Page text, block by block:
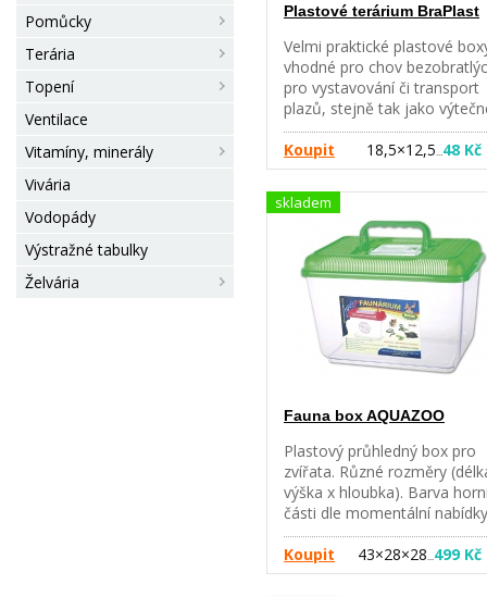
Pomůcky
Terária
Topení
Ventilace
Vitamíny, minerály
Vivária
Vodopády
Výstražné tabulky
Želvária
Plastové terárium BraPlast
Velmi praktické plastové
vhodné pro chov
pro vystavování či transport
plazů, stejně tak jako
pro odchov mláďat. BraPlast
malé 1.3 l - 18.5x12.5x7.5 cm
BraPlast střední 3 l -
24.5x18.5x7.5 cm BraPlast
velké 5.8 l - 18.5x18.5x19 cm
Koupit 18,5×12,5 48 Kč
skladem
Fauna box AQUAZOO
Plastový průhledný box pro
zvířata. Různé rozměry
výška x hloubka). Barva
části dle momentální
Koupit
43×28×28 499 Kč